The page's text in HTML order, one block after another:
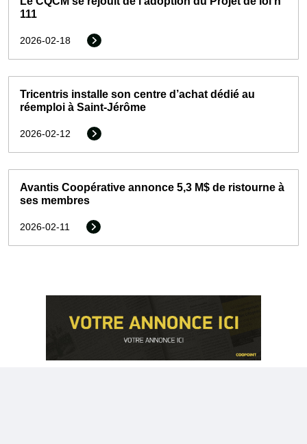
111
2026-02-18
Tricentris installe son centre d’achat dédié au
réemploi à Saint-Jérôme
2026-02-12
Avantis Coopérative annonce 5,3 M$ de ristourne à
ses membres
2026-02-11